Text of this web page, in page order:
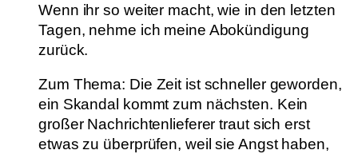
Wenn ihr so weiter macht, wie in den letzten
Tagen, nehme ich meine Abokündigung
zurück.
Zum Thema: Die Zeit ist schneller geworden,
ein Skandal kommt zum nächsten. Kein
großer Nachrichtenlieferer traut sich erst
etwas zu überprüfen, weil sie Angst haben,